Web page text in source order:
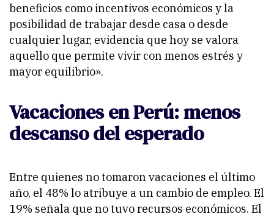
beneficios como incentivos económicos y la
posibilidad de trabajar desde casa o desde
cualquier lugar, evidencia que hoy se valora
aquello que permite vivir con menos estrés y
mayor equilibrio».
Vacaciones en Perú: menos
descanso del esperado
Entre quienes no tomaron vacaciones el último
año, el 48% lo atribuye a un cambio de empleo. El
19% señala que no tuvo recursos económicos. El